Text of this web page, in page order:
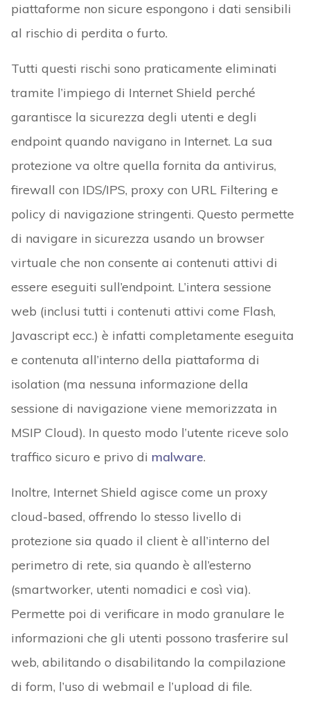
piattaforme non sicure espongono i dati sensibili
al rischio di perdita o furto.
Tutti questi rischi sono praticamente eliminati
tramite l’impiego di Internet Shield perché
garantisce la sicurezza degli utenti e degli
endpoint quando navigano in Internet. La sua
protezione va oltre quella fornita da antivirus,
firewall con IDS/IPS, proxy con URL Filtering e
policy di navigazione stringenti. Questo permette
di navigare in sicurezza usando un browser
virtuale che non consente ai contenuti attivi di
essere eseguiti sull’endpoint. L’intera sessione
web (inclusi tutti i contenuti attivi come Flash,
Javascript ecc.) è infatti completamente eseguita
e contenuta all’interno della piattaforma di
isolation (ma nessuna informazione della
sessione di navigazione viene memorizzata in
MSIP Cloud). In questo modo l’utente riceve solo
traffico sicuro e privo di malware.
Inoltre, Internet Shield agisce come un proxy
cloud-based, offrendo lo stesso livello di
protezione sia quado il client è all’interno del
perimetro di rete, sia quando è all’esterno
(smartworker, utenti nomadici e così via).
Permette poi di verificare in modo granulare le
informazioni che gli utenti possono trasferire sul
web, abilitando o disabilitando la compilazione
di form, l’uso di webmail e l’upload di file.